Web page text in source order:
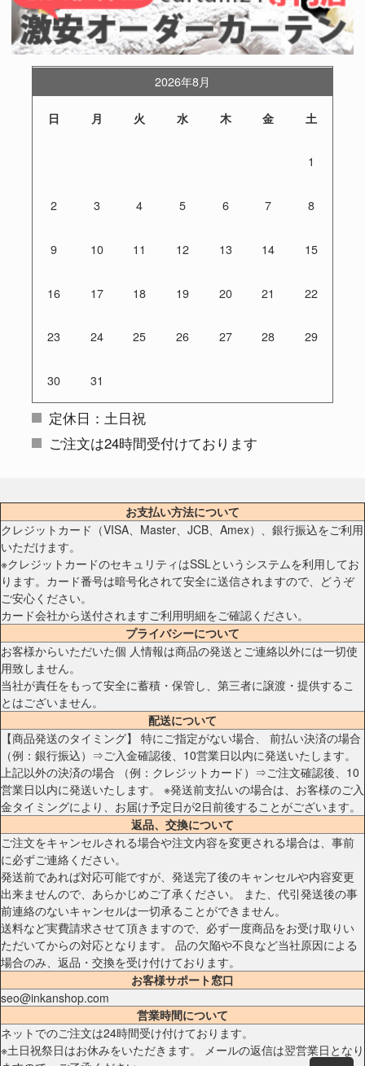
2026年8月
日 月 火 水 木 金 土
1
2 3 4 5 6 7 8
9 10 11 12 13 14 15
16 17 18 19 20 21 22
23 24 25 26 27 28 29
30 31
定休日：土日祝
ご注文は24時間受付けております
お支払い方法について
クレジットカード（VISA、Master、JCB、Amex）、銀行振込をご利用
いただけます。
※クレジットカードのセキュリティはSSLというシステムを利用してお
ります。カード番号は暗号化されて安全に送信されますので、どうぞ
ご安心ください。
カード会社から送付されますご利用明細をご確認ください。
プライバシーについて
お客様からいただいた個 人情報は商品の発送とご連絡以外には一切使
用致しません。
当社が責任をもって安全に蓄積・保管し、第三者に譲渡・提供するこ
とはございません。
配送について
【商品発送のタイミング】 特にご指定がない場合、 前払い決済の場合
（例：銀行振込）⇒ご入金確認後、10営業日以内に発送いたします。
上記以外の決済の場合 （例：クレジットカード）⇒ご注文確認後、10
営業日以内に発送いたします。 ※発送前支払いの場合は、お客様のご入
金タイミングにより、お届け予定日が2日前後することがございます。
返品、交換について
ご注文をキャンセルされる場合や注文内容を変更される場合は、事前
に必ずご連絡ください。
発送前であれば対応可能ですが、発送完了後のキャンセルや内容変更
出来ませんので、あらかじめご了承ください。 また、代引発送後の事
前連絡のないキャンセルは一切承ることができません。
送料など実費請求させて頂きますので、必ず一度商品をお受け取りい
ただいてからの対応となります。 品の欠陥や不良など当社原因による
場合のみ、返品・交換を受け付けております。
お客様サポート窓口
seo@inkanshop.com
営業時間について
ネットでのご注文は24時間受け付けております。
※土日祝祭日はお休みをいただきます。 メールの返信は翌営業日となり